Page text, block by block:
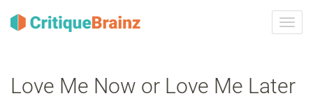
Love Me Now or Love Me Later